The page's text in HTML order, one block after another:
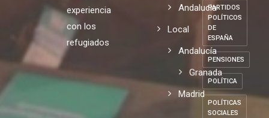
experiencia
con los
refugiados
Andalucia
Local
Andalucía
Granada
Madrid
PARTIDOS
POLÍTICOS
DE
ESPAÑA
PENSIONES
POLÍTICA
POLÍTICAS
SOCIALES